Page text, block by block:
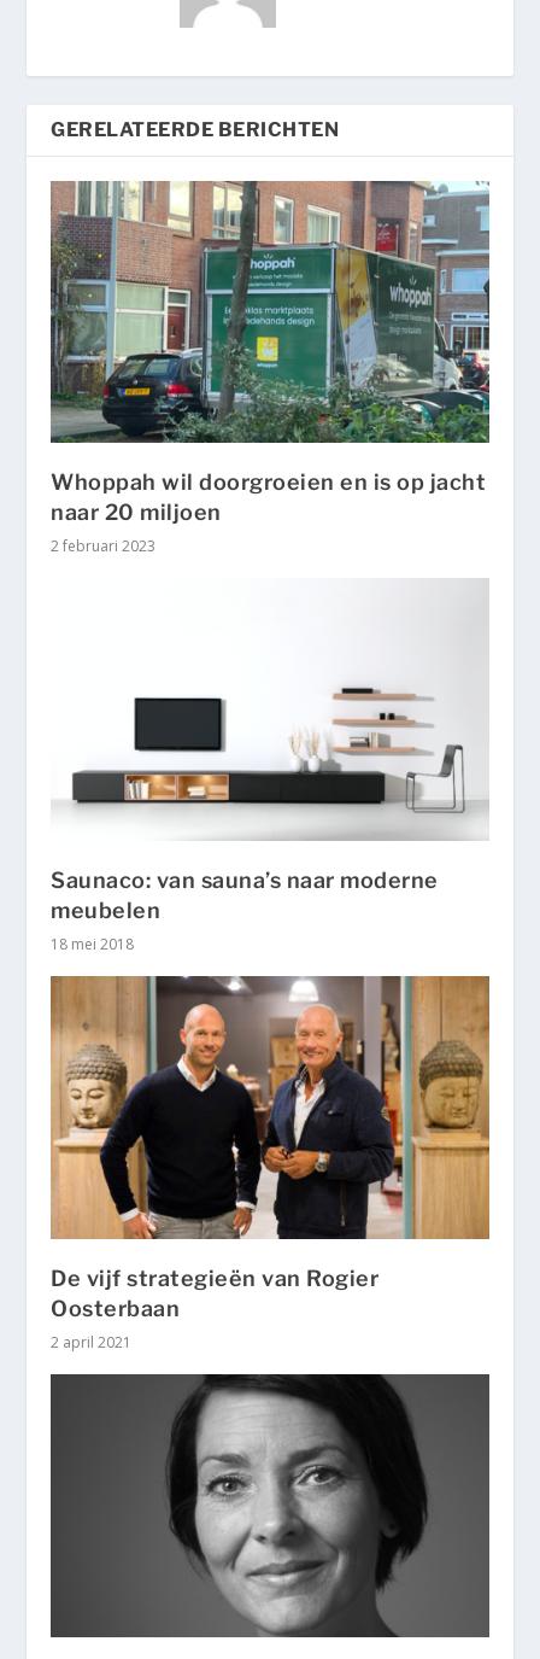
GERELATEERDE BERICHTEN
Whoppah wil doorgroeien en is op jacht
naar 20 miljoen
2 februari 2023
Saunaco: van sauna’s naar moderne
meubelen
18 mei 2018
De vijf strategieën van Rogier
Oosterbaan
2 april 2021